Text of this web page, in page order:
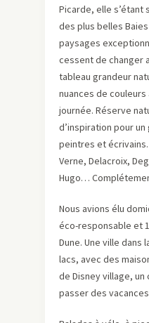
Picarde, elle s’étant
des plus belles
paysages
cessent de changer
tableau grandeur
nuances de couleurs
journée. Réserve
d’inspiration pour
peintres et
Verne, Delacroix,
Hugo…
Nous avions élu
éco-responsable et
Dune. Une ville dans
lacs, avec des
de Disney village,
passer des